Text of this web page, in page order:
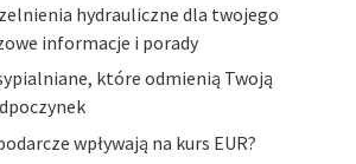
hydrauliczne dla twojego
informacje i porady
które odmienią Twoją
wpływają na kurs EUR?